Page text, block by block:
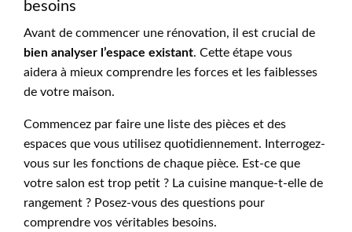
besoins
Avant de commencer une rénovation, il est crucial de
bien analyser l’espace existant. Cette étape vous
aidera à mieux comprendre les forces et les faiblesses
de votre maison.
Commencez par faire une liste des pièces et des
espaces que vous utilisez quotidiennement. Interrogez-
vous sur les fonctions de chaque pièce. Est-ce que
votre salon est trop petit ? La cuisine manque-t-elle de
rangement ? Posez-vous des questions pour
comprendre vos véritables besoins.